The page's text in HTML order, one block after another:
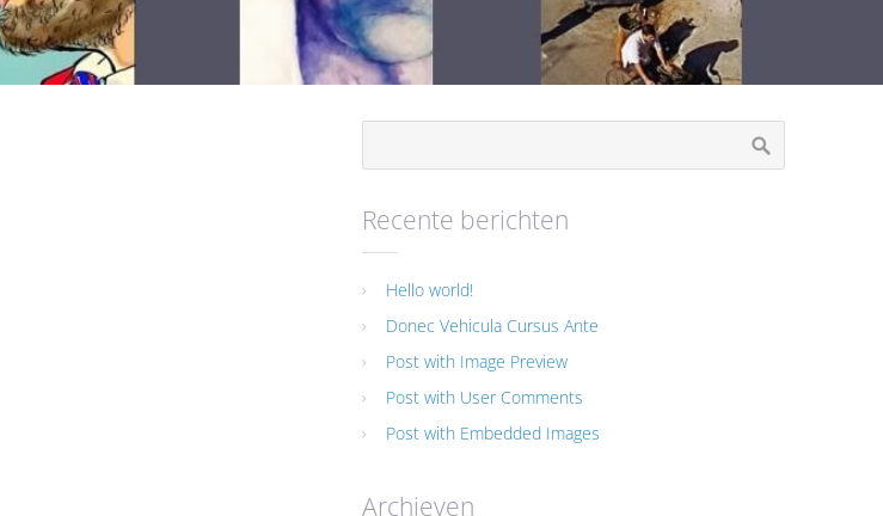
Recente berichten
Hello world!
Donec Vehicula Cursus Ante
Post with Image Preview
Post with User Comments
Post with Embedded Images
Archieven